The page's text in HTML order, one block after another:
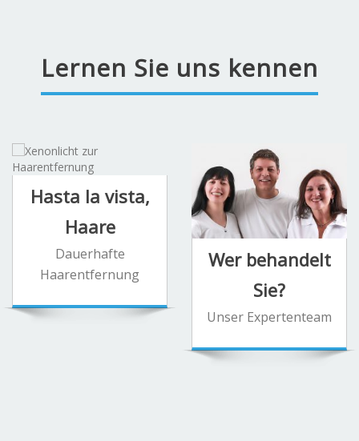
Lernen Sie uns kennen
Hasta la vista,
Haare
Dauerhafte
Haarentfernung
Wer behandelt
Sie?
Unser Expertenteam